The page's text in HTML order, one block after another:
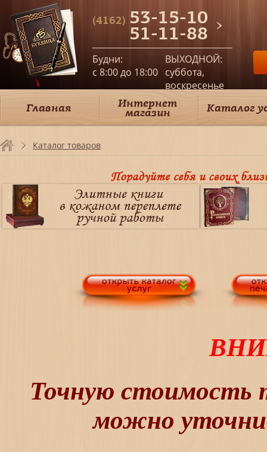
(4162) 53-15-10
51-11-88
Будни:
c 8:00 до 18:00
ВЫХОДНОЙ:
суббота,
воскресенье
Главная Интернет
магазин Каталог
Каталог товаров
Точную стоимость
можно